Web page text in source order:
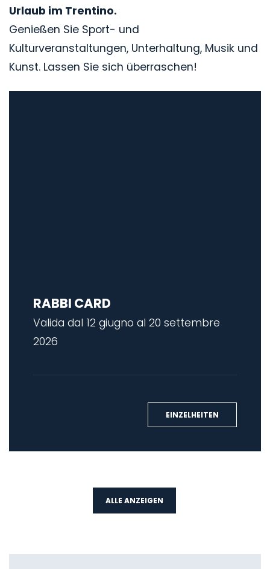
Urlaub im Trentino.
Genießen Sie Sport- und
Kulturveranstaltungen, Unterhaltung, Musik und
Kunst. Lassen Sie sich überraschen!
RABBI CARD
Valida dal 12 giugno al 20 settembre
2026
EINZELHEITEN
ALLE ANZEIGEN